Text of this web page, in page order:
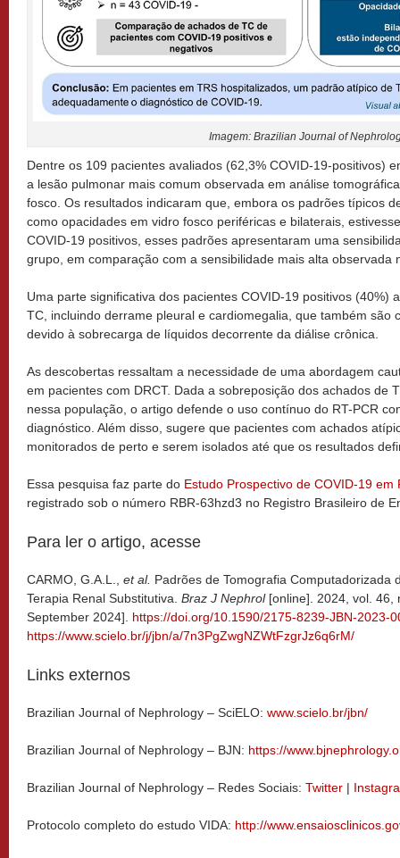
Imagem: Brazilian Journal of
Dentre os 109 pacientes avaliados (62,3% COVID-19-positivos)
a lesão pulmonar mais comum observada em análise
fosco. Os resultados indicaram que, embora os padrões típicos
como opacidades em vidro fosco periféricas e bilaterais,
COVID-19 positivos, esses padrões apresentaram uma
grupo, em comparação com a sensibilidade mais alta observada
Uma parte significativa dos pacientes COVID-19 positivos (40%)
TC, incluindo derrame pleural e cardiomegalia, que também são
devido à sobrecarga de líquidos decorrente da diálise crônica.
As descobertas ressaltam a necessidade de uma abordagem
em pacientes com DRCT. Dada a sobreposição dos achados de
nessa população, o artigo defende o uso contínuo do RT-PCR
diagnóstico. Além disso, sugere que pacientes com achados
monitorados de perto e serem isolados até que os resultados
Essa pesquisa faz parte do Estudo Prospectivo de COVID-19 em
registrado sob o número RBR-63hzd3 no Registro Brasileiro de
Para ler o artigo, acesse
CARMO, G.A.L., et al. Padrões de Tomografia Computadorizada
Terapia Renal Substitutiva. Braz J Nephrol[online]. 2024, vol. 46,
September 2024]. https://doi.org/10.1590/2175-8239-JBN-2023-
https://www.scielo.br/j/jbn/a/7n3PgZwgNZWtFzgrJz6q6rM/
Links externos
Brazilian Journal of Nephrology – SciELO: www.scielo.br/jbn/
Brazilian Journal of Nephrology – BJN: https://
Brazilian Journal of Nephrology – Redes Sociais: Twitter |
Protocolo completo do estudo VIDA: http://